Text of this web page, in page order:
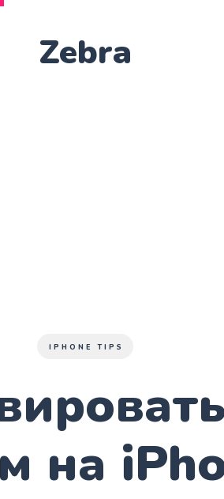
Zebra
IPHONE TIPS
на